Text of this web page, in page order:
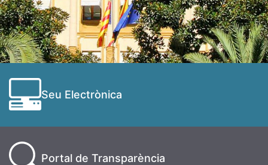
Seu Electrònica
Portal de Transparència